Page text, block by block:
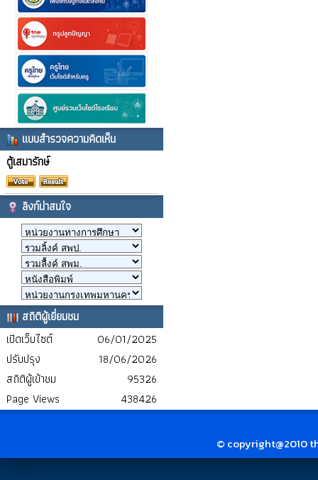
แบบสำรวจความคิดเห็น
ตู้เสมารักษ์
ลิงก์น่าสนใจ
สถิติผู้เยี่ยมชม
เปิดเว็บไซต์
06/01/2025
ปรับปรุง
18/06/2026
สถิติผู้เข้าชม
95326
Page Views
438426
© copyright@2010